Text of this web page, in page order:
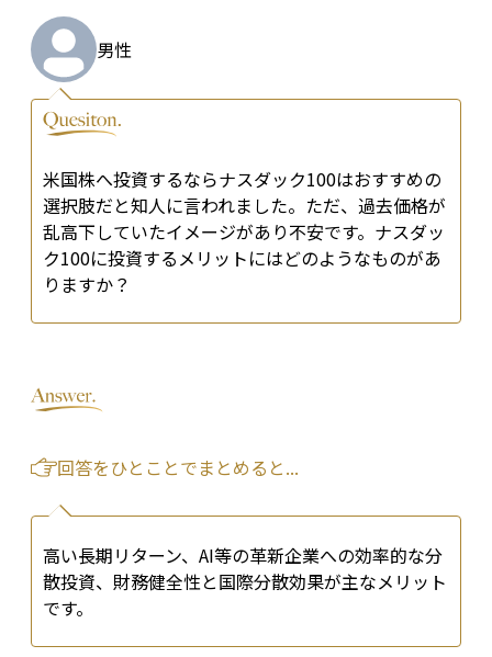
男性
米国株へ投資するならナスダック100はおすすめの
選択肢だと知人に言われました。ただ、過去価格が
乱高下していたイメージがあり不安です。ナスダッ
ク100に投資するメリットにはどのようなものがあ
りますか？
回答をひとことでまとめると...
高い長期リターン、AI等の革新企業への効率的な分
散投資、財務健全性と国際分散効果が主なメリット
です。